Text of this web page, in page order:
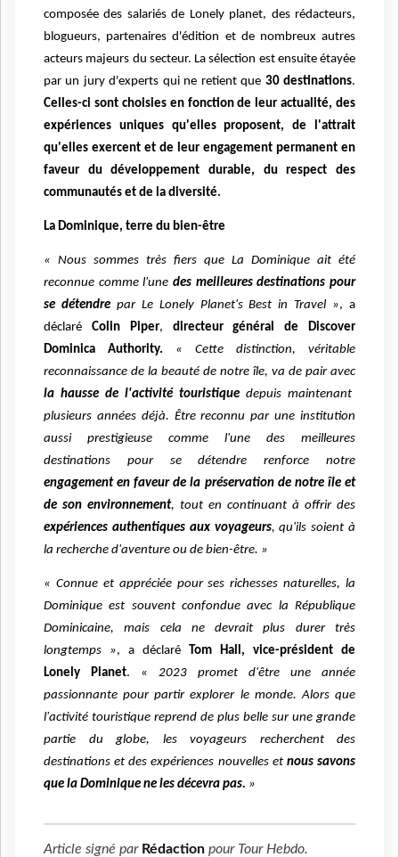
composée des salariés de Lonely planet, des rédacteurs,
blogueurs, partenaires d'édition et de nombreux autres
acteurs majeurs du secteur. La sélection est ensuite étayée
par un jury d'experts qui ne retient que 30 destinations.
Celles-ci sont choisies en fonction de leur actualité, des
expériences uniques qu'elles proposent, de l'attrait
qu'elles exercent et de leur engagement permanent en
faveur du développement durable, du respect des
communautés et de la diversité.
La Dominique, terre du bien-être
« Nous sommes très fiers que La Dominique ait été
reconnue comme l'une des meilleures destinations pour
se détendrepar Le Lonely Planet's Best in Travel », a
déclaré Colin Piper, directeur général de Discover
Dominica Authority.
« Cette distinction, véritable
reconnaissance de la beauté de notre île, va de pair avec
la hausse de l'activité touristique depuis maintenant
plusieurs années déjà. Être reconnu par une institution
aussi prestigieuse comme l'une des meilleures
destinations pour se détendre renforce notre
engagement en faveur de la préservation de notre île et
de son environnement, tout en continuant à offrir des
expériences authentiques aux voyageurs, qu'ils soient à
la recherche d'aventure ou de bien-être. »
« Connue et appréciée pour ses richesses naturelles, la
Dominique est souvent confondue avec la République
Dominicaine, mais cela ne devrait plus durer très
longtemps », a déclaré Tom Hall, vice-président de
Lonely Planet. « 2023 promet d'être une année
passionnante pour partir explorer le monde. Alors que
l'activité touristique reprend de plus belle sur une grande
partie du globe, les voyageurs recherchent des
destinations et des expériences nouvelles et nous savons
que la Dominique ne les décevra pas. »
Article signé par Rédaction pour Tour Hebdo.